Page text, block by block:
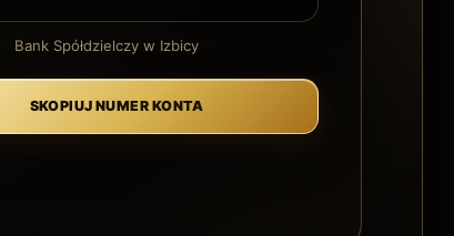
Bank Spółdzielczy w Izbicy
SKOPIUJ NUMER KONTA